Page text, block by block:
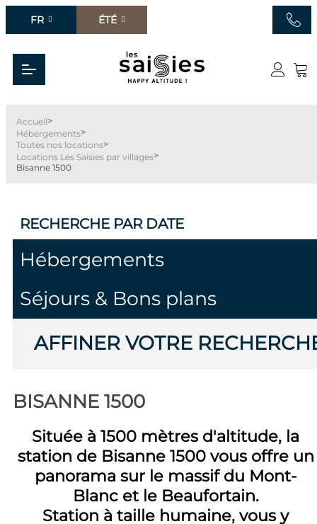
FR ÉTÉ
Accueil>
Hébergements>
Toutes nos locations>
Locations Les Saisies par villages>
Bisanne 1500
RECHERCHE PAR DATE
Hébergements
Séjours & Bons plans
AFFINER VOTRE
BISANNE 1500
Située à 1500 mètres d'altitude, la
station de Bisanne 1500 vous offre un
panorama sur le massif du Mont-
Blanc et le Beaufortain.
Station à taille humaine, vous y